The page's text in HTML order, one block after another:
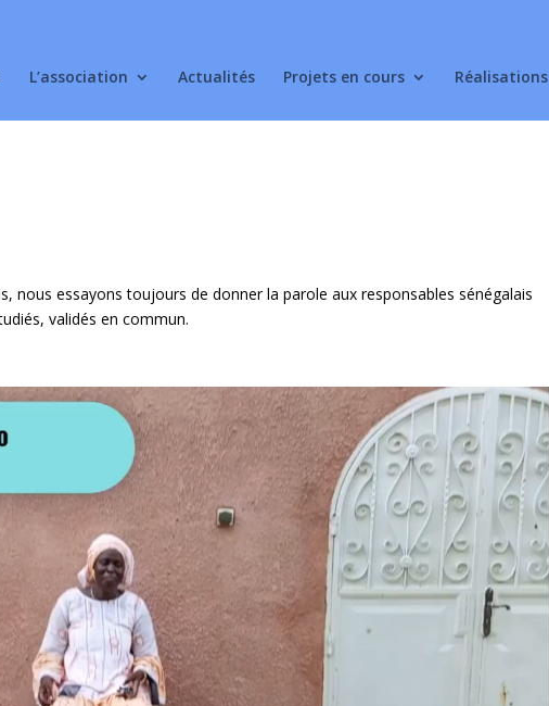
L’association Actualités Projets en cours Réalisations
nous essayons toujours de donner la parole aux responsables sénégalais
validés en commun.